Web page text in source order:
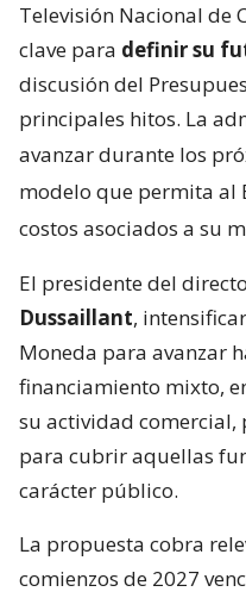
Televisión Nacional de
clave para definir su
discusión del
principales hitos. La
avanzar durante los
modelo que permita al
costos asociados a su
El presidente del
Dussaillant,
Moneda para avanzar
financiamiento mixto,
su actividad comercial,
para cubrir aquellas
carácter público.
La propuesta cobra
comienzos de 2027